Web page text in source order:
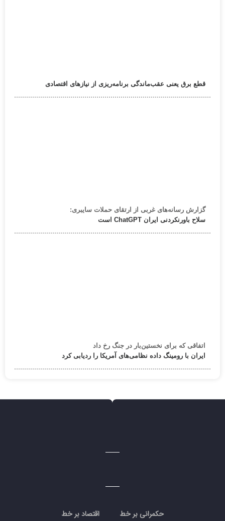
قطع برق یعنی عقب‌ماندگی برنامه‌ریزی از نیازهای اقتصادی
گزارش رسانه‌های غربی از ارتقای حملات سایبری:
سلاح باورنکردنی ایران ChatGPT است
اتفاقی که برای نخستین‌بار در جنگ رخ داد
ایران با رومینگ داده نظامی‌های آمریکا را ردیابی کرد
حکمرانی بر خط اقتصاد بر خط